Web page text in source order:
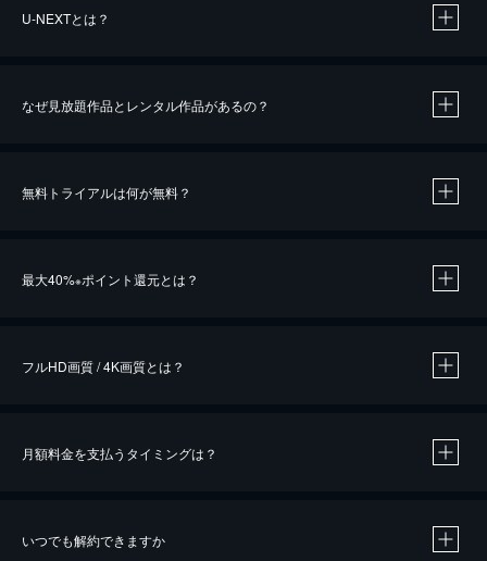
U-NEXTとは？
なぜ見放題作品とレンタル作品があるの？
無料トライアルは何が無料？
最大40%※ポイント還元とは？
※40％ポイント還元の対象は、クレジットカード決済による作品の購入 / レンタルです。
フルHD画質 / 4K画質とは？
月額料金を支払うタイミングは？
いつでも解約できますか